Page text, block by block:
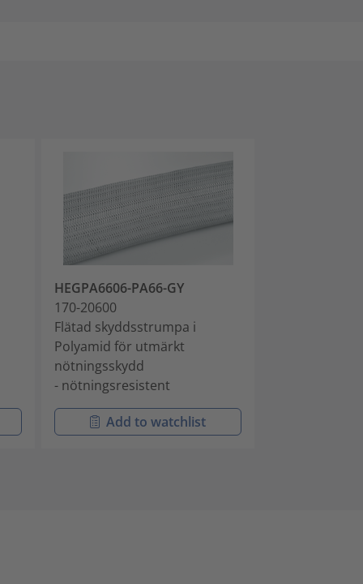
HEGPA6606-PA66-GY
170-20600
Flätad skyddsstrumpa i
Polyamid för utmärkt
nötningsskydd
- nötningsresistent
Add to watchlist